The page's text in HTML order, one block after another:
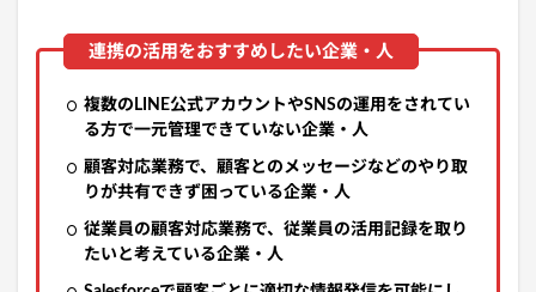
複数のLINE公式アカウントやSNSの運用をされてい
る方で一元管理できていない企業・人
顧客対応業務で、顧客とのメッセージなどのやり取
りが共有できず困っている企業・人
従業員の顧客対応業務で、従業員の活用記録を取り
たいと考えている企業・人